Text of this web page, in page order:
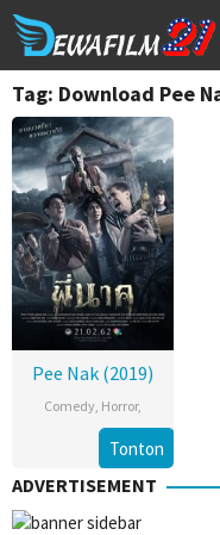
Loncat
ke
konten
Tag: Download Pee
Pee Nak (2019)
Comedy, Horror,
Tonton
ADVERTISEMENT